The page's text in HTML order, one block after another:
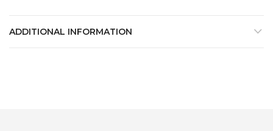
ADDITIONAL INFORMATION